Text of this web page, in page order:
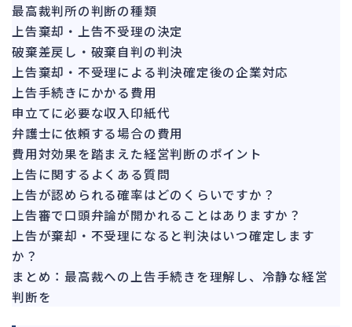
手続 664
私的整理 142
法的整理
債権者対応 19
換価・競売 54
最高裁判所の判断の種類
上告棄却・上告不受理の決定
破棄差戻し・破棄自判の判決
上告棄却・不受理による判決確定後の企業対応
上告手続きにかかる費用
申立てに必要な収入印紙代
弁護士に依頼する場合の費用
費用対効果を踏まえた経営判断のポイント
上告に関するよくある質問
上告が認められる確率はどのくらいですか？
上告審で口頭弁論が開かれることはありますか？
上告が棄却・不受理になると判決はいつ確定します
か？
まとめ：最高裁への上告手続きを理解し、冷静な経営
判断を